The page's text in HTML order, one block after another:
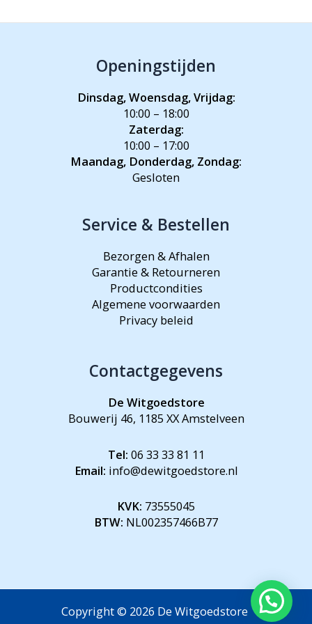
Openingstijden
Dinsdag, Woensdag, Vrijdag:
10:00 – 18:00
Zaterdag:
10:00 – 17:00
Maandag, Donderdag, Zondag:
Gesloten
Service & Bestellen
Bezorgen & Afhalen
Garantie & Retourneren
Productcondities
Algemene voorwaarden
Privacy beleid
Contactgegevens
De Witgoedstore
Bouwerij 46, 1185 XX Amstelveen
Tel: 06 33 33 81 11
Email: info@dewitgoedstore.nl
KVK: 73555045
BTW: NL002357466B77
Copyright © 2026 De Witgoedstore